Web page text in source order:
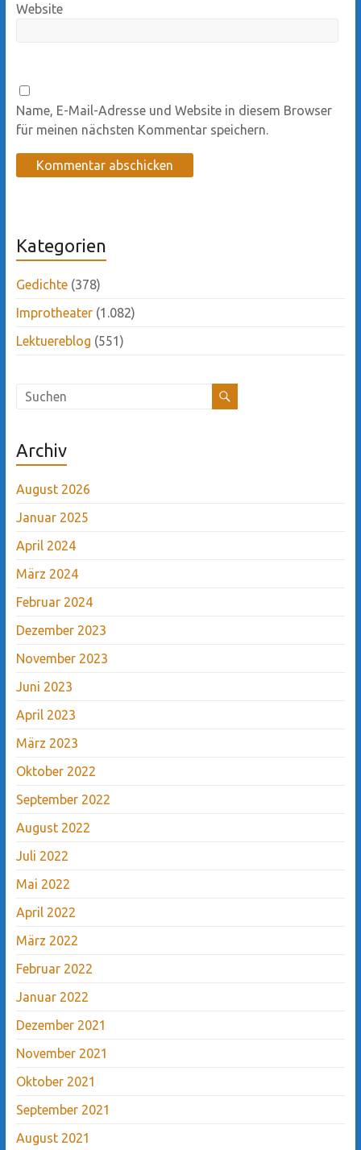
Website
Name, E-Mail-Adresse und Website in diesem Browser
für meinen nächsten Kommentar speichern.
Kategorien
Gedichte(378)
Improtheater(1.082)
Lektuereblog (551)
Archiv
August 2026
Januar 2025
April 2024
März 2024
Februar 2024
Dezember 2023
November 2023
Juni 2023
April 2023
März 2023
Oktober 2022
September 2022
August 2022
Juli 2022
Mai 2022
April 2022
März 2022
Februar 2022
Januar 2022
Dezember 2021
November 2021
Oktober 2021
September 2021
August 2021